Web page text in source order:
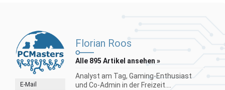
E-Mail
Florian Roos
Alle 895 Artikel ansehen »
Analyst am Tag, Gaming-Enthusiast
und Co-Admin in der Freizeit....